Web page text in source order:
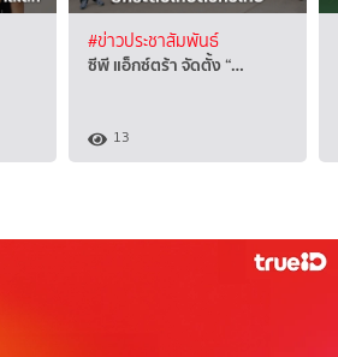
#ข่าวประชาสัมพันธ์
ซีพี แอ็กซ์ตร้า จัดตั้ง “…
13